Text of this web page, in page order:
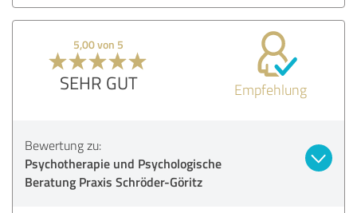
5,00 von 5
SEHR GUT Empfehlung
Bewertung zu:
Psychotherapie und Psychologische
Beratung Praxis Schröder-Göritz